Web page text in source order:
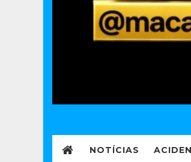
NOTÍCIAS